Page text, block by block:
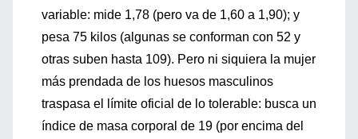
variable: mide 1,78 (pero va de 1,60 a 1,90); y
pesa 75 kilos (algunas se conforman con 52 y
otras suben hasta 109). Pero ni siquiera la mujer
más prendada de los huesos masculinos
traspasa el límite oficial de lo tolerable: busca un
índice de masa corporal de 19 (por encima del